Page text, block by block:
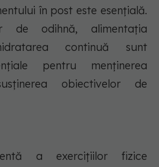
în post este esențială.
de odihnă, alimentația
continuă sunt
pentru menținerea
obiectivelor de
a exercițiilor fizice